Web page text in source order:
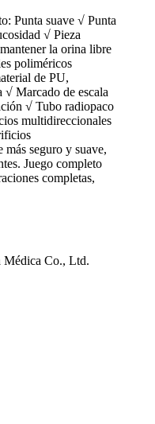
Punta suave √ Punta
√ Pieza
la orina libre
poliméricos
de PU,
Marcado de escala
√ Tubo radiopaco
multidireccionales
seguro y suave,
Juego completo
completas,
Co., Ltd.